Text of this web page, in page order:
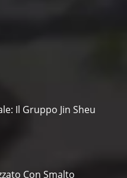
Il Gruppo Jin Sheu
Con Smalto